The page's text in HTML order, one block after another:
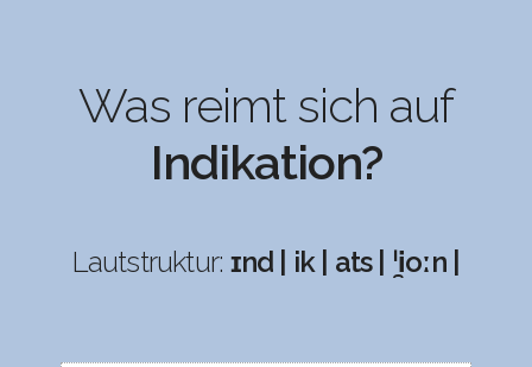
Was reimt sich auf
Indikation?
Lautstruktur: ɪnd | ik | ats | ˈi̯oːn |